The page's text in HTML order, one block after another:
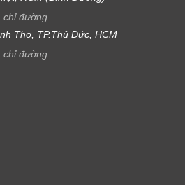
chỉ đường
Thọ, TP.Thủ Đức, HCM
chỉ đường